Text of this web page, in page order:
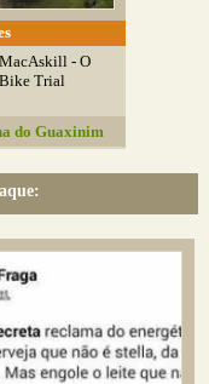
- O
Trial
do Guaxinim